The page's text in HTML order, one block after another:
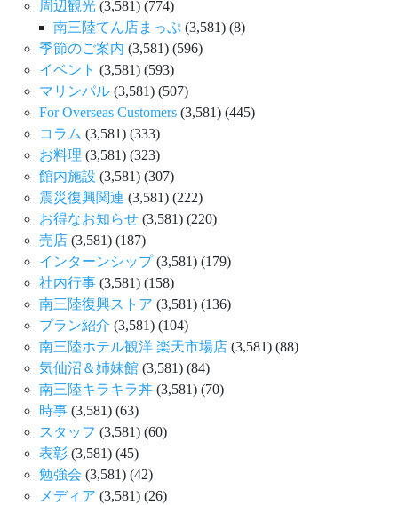
周辺観光 (3,581) (774)
南三陸てん店まっぷ (3,581) (8)
季節のご案内 (3,581) (596)
イベント (3,581) (593)
マリンパル (3,581) (507)
For Overseas Customers (3,581) (445)
コラム (3,581) (333)
お料理 (3,581) (323)
館内施設 (3,581) (307)
震災復興関連 (3,581) (222)
お得なお知らせ (3,581) (220)
売店 (3,581) (187)
インターンシップ(3,581) (179)
社内行事 (3,581) (158)
南三陸復興ストア (3,581) (136)
プラン紹介 (3,581) (104)
南三陸ホテル観洋 楽天市場店 (3,581) (88)
気仙沼＆姉妹館 (3,581) (84)
南三陸キラキラ丼 (3,581) (70)
時事 (3,581) (63)
スタッフ (3,581) (60)
表彰 (3,581) (45)
勉強会 (3,581) (42)
メディア (3,581) (26)